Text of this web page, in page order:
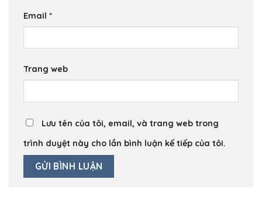
Email *
Trang web
Lưu tên của tôi, email, và trang web trong
trình duyệt này cho lần bình luận kế tiếp của tôi.